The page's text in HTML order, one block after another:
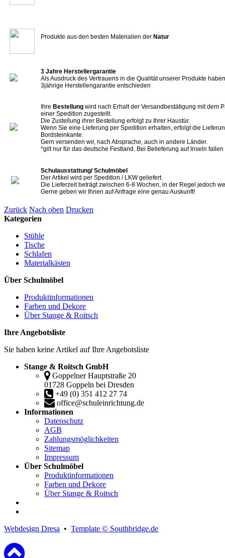
Produkte aus den besten Materialien der Natur
3 Jahre Herstellergarantie
Als Ausdruck des Vertrauens in die Qualität unserer Produkte
3jährige Herstellengarantie entschieden
Ihre Bestellung wird nach Erhalt der Versandbestätigung mit dem
einer Spedition zugestellt.
Die Zustellung ihrer Bestellung erfolgt zu Ihrer Haustür.
Wenn Sie eine Lieferung per Spedition erhalten, erfolgt die
Bordsteinkante.
Gern versenden wir, nach Absprache, auch in andere Länder.
*gilt nur für das deutsche Festland. Bei Belieferung auf Inseln
Schulausstattung/ Schulmöbel
Der Artikel wird per Spedition / LKW geliefert.
Die Lieferzeit beträgt zwischen 6-8 Wochen, in der Regel jedoch
Gerne geben wir Ihnen auf Anfrage eine genau Auskunft!
Zurück Nach oben Drucken
Kategorien
Stühle
Tische
Schlafen
Materialkästen
Über Schulmöbel
Produktinformationen
Farben und Dekore
Über Stange & Roitsch
Ihre Angebotsliste
Sie haben keine Artikel auf Ihre Angebotsliste
Stange & Roitsch GmbH
Goppelner Hauptstraße 20
01728 Goppeln bei Dresden
+49 (0) 351 412 27 74
office@schuleinrichtung.de
Informationen
Datenschutz
AGB
Zahlungsmöglichkeiten
Sitemap
Impressum
Über Schulmöbel
Produktinformationen
Farben und Dekore
Über Stange & Roitsch
Webdesign Dresa • Template © Southbridge.de